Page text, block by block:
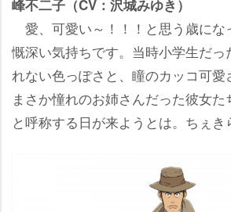
峰不二子（CV：沢城みゆき）
愛、可愛い～！！！と思う歳にな
慨深い気持ちです。当時小学生だっ
れない色っぽさと、瞳のカッコ可愛
まさか憧れのお姉さんだった彼女た
と呼称する日が来ようとは。ちぇき